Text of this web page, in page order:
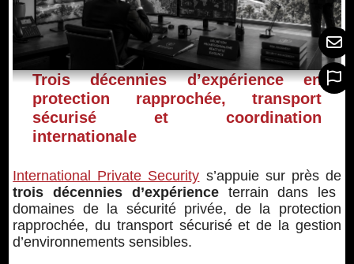
Trois décennies d’expérience en
protection rapprochée, transport
sécurisé et coordination
internationale
International Private Security s’appuie sur près de
trois décennies d’expérienceterrain dans les
domaines de la sécurité privée, de la protection
rapprochée, du transport sécurisé et de la gestion
d’environnements sensibles.